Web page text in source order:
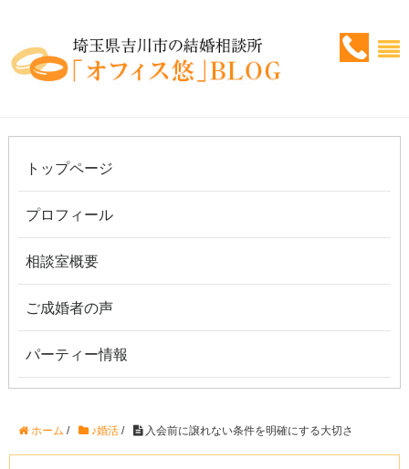
トップページ
プロフィール
相談室概要
ご成婚者の声
パーティー情報
ホーム / ♪婚活 / 入会前に譲れない条件を明確にする大切さ